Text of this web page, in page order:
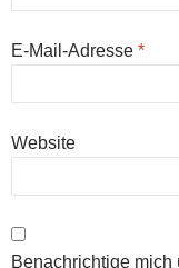
E-Mail-Adresse *
Website
Benachrichtige